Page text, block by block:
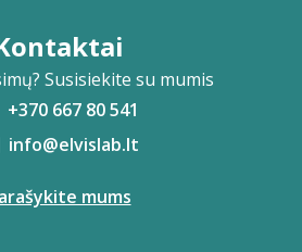
Susisiekite su mumis
+370 667 80 541
info@elvislab.lt
mums